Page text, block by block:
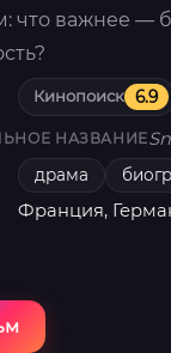
что важнее —
Кинопоиск 6.9
НАЗВАНИЕ
драма
Франция,